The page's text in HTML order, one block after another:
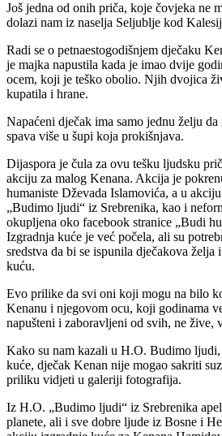
Još jedna od onih priča, koje čovjeka ne
dolazi nam iz naselja Seljublje kod
Radi se o petnaestogodišnjem dječaku
je majka napustila kada je imao dvije
ocem, koji je teško obolio. Njih dvojica
kupatila i hrane.
Napaćeni dječak ima samo jednu želju
spava više u šupi koja prokišnjava.
Dijaspora je čula za ovu tešku ljudsku
akciju za malog Kenana. Akcija je
humaniste Dževada Islamovića, a u
„Budimo ljudi“ iz Srebrenika, kao i
okupljena oko facebook stranice „Budi
Izgradnja kuće je već počela, ali su
sredstva da bi se ispunila dječakova želja
kuću.
Evo prilike da svi oni koji mogu na bilo
Kenanu i njegovom ocu, koji godinama
napušteni i zaboravljeni od svih, ne žive,
Kako su nam kazali u H.O. Budimo ljudi,
kuće, dječak Kenan nije mogao sakriti
priliku vidjeti u galeriji fotografija.
Iz H.O. „Budimo ljudi“ iz Srebrenika
planete, ali i sve dobre ljude iz Bosne i